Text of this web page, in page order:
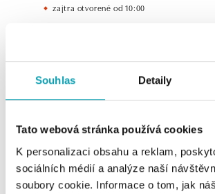
Souhlas Detaily
Tato webová stránka používá cookies
K personalizaci obsahu a reklam,
sociálních médií a analýze naší
soubory cookie. Informace o tom, jak
zajtra otvorené od 10:00
Einsteinova 3541/18, 851 01 Bratislava
tel.: +421917090556
ALOve OC Eurovea, Bratislava
Pribinova 8, 811 09 Bratislava
tel.: +421917090467
dnes otvorené do 21:00